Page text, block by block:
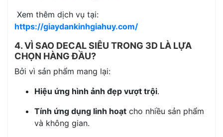
Xem thêm dịch vụ tại:
https://giaydankinhgiahuy.com/
4. VÌ SAO DECAL SIÊU TRONG 3D LÀ LỰA
CHỌN HÀNG ĐẦU?
Bởi vì sản phẩm mang lại:
Hiệu ứng hình ảnh đẹp vượt trội.
Tính ứng dụng linh hoạtcho nhiều sản phẩm
và không gian.